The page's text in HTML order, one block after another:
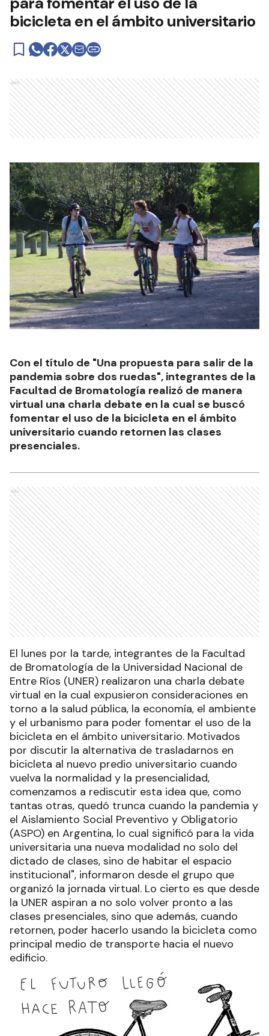
bicicleta en el ámbito universitario
Ads
Con el título de "Una propuesta para salir de la
pandemia sobre dos ruedas", integrantes de la
Facultad de Bromatología realizó de manera
virtual una charla debate en la cual se buscó
fomentar el uso de la bicicleta en el ámbito
universitario cuando retornen las clases
presenciales.
Ads
El lunes por la tarde, integrantes de la Facultad
de Bromatología de la Universidad Nacional de
Entre Ríos (UNER) realizaron una charla debate
virtual en la cual expusieron consideraciones en
torno a la salud pública, la economía, el ambiente
y el urbanismo para poder fomentar el uso de la
bicicleta en el ámbito universitario. Motivados
por discutir la alternativa de trasladarnos en
bicicleta al nuevo predio universitario cuando
vuelva la normalidad y la presencialidad,
comenzamos a rediscutir esta idea que, como
tantas otras, quedó trunca cuando la pandemia y
el Aislamiento Social Preventivo y Obligatorio
(ASPO) en Argentina, lo cual significó para la vida
universitaria una nueva modalidad no solo del
dictado de clases, sino de habitar el espacio
institucional", informaron desde el grupo que
organizó la jornada virtual. Lo cierto es que desde
la UNER aspiran a no solo volver pronto a las
clases presenciales, sino que además, cuando
retornen, poder hacerlo usando la bicicleta como
principal medio de transporte hacia el nuevo
edificio.